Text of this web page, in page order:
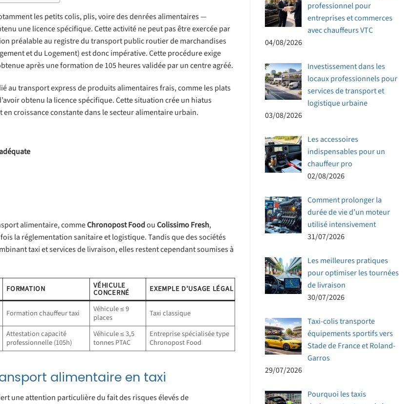
les petits colis, plis, voire des denrées alimentaires —
une licence spécifique. Cette activité ne peut pas être exercée par
préalable au registre du transport public routier de marchandises
et du Logement) est donc impérative. Cette procédure exige
après une formation de 105 heures validée par un centre agréé.
au transport express de produits alimentaires frais, comme les plats
obtenu la licence spécifique. Cette situation crée un hiatus
croissance constante dans le secteur alimentaire urbain.
alimentaire, commeChronopost FoodouColissimo Fresh,
la réglementation sanitaire et logistique. Tandis que des sociétés
taxi et services de livraison, elles restent cependant soumises à
FORMATION VÉHICULE
CONCERNÉ EXEMPLE D’USAGE LÉGAL
Formation chauffeur taxi
Véhicule ≤ 9
places
Taxi classique
Attestation capacité
professionnelle (105h)
Véhicule ≤ 3,5
tonnes PTAC
Entreprise spécialisée type
Chronopost Food
alimentaire en taxi
une attention particulière du fait des risques élevés de
professionnel pour
entreprises et commerces
avec chauffeurs VTC
04/08/2026
Investissement dans les
locaux professionnels pour
services de transport et
logistique urbaine
03/08/2026
Les accessoires
indispensables pour un
chauffeur pro
02/08/2026
Comment prolonger la
durée de vie d’un moteur
utilisé intensivement
31/07/2026
Les meilleures pratiques
pour optimiser les tournées
de livraison
30/07/2026
Taxi-colis transporte
équipements sportifs vers
Stade de France et Roland-
Garros
29/07/2026
Pourquoi les taxis